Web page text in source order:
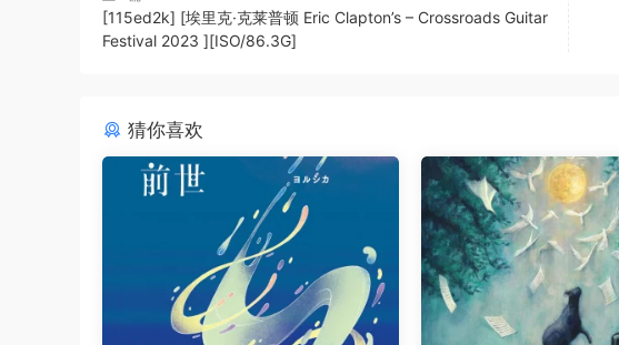
[115ed2k] [埃里克·克莱普顿 Eric Clapton’s – Crossroads Guitar
Festival 2023 ][ISO/86.3G]
猜你喜欢